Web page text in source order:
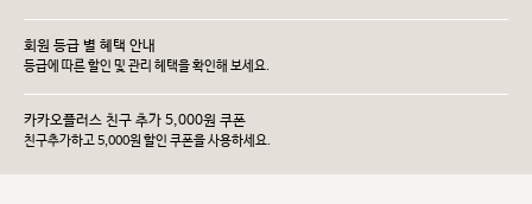
회원 등급 별 혜택 안내
등급에 따른 할인 및 관리 헤택을 확인해 보세요.
카카오플러스 친구 추가 5,000원 쿠폰
친구추가하고 5,000원 할인 쿠폰을 사용하세요.